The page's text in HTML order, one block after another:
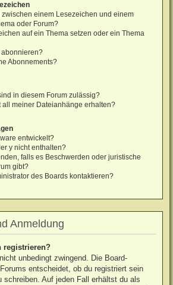
einem Lesezeichen und einem
oder Forum?
auf ein Thema setzen oder ein Thema
abonnieren?
Abonnements?
in diesem Forum zulässig?
all meiner Dateianhänge erhalten?
entwickelt?
y nicht enthalten?
falls es Beschwerden oder juristische
gibt?
des Boards kontaktieren?
Anmeldung
registrieren?
unbedingt zwingend. Die Board-
entscheidet, ob du registriert sein
schreiben. Auf jeden Fall erhältst du als